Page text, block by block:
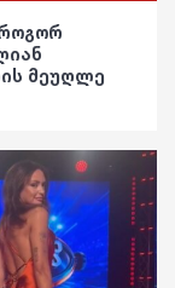
მეუღლე